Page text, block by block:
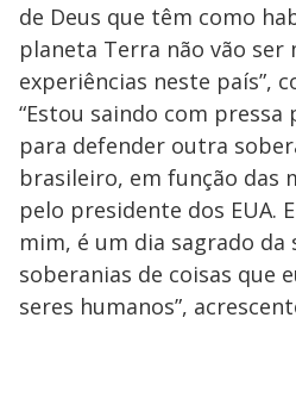
de Deus que têm como
planeta Terra não vão ser
experiências neste país”,
“Estou saindo com
para defender outra
brasileiro, em função das
pelo presidente dos EUA.
mim, é um dia sagrado da
soberanias de coisas que
seres humanos”,